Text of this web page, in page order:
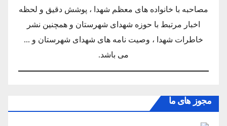
مصاحبه با خانواده های معظم شهدا ، پوشش دقیق و لحظه
اخبار مرتبط با حوزه شهدای شهرستان و همچنین نشر
خاطرات شهدا ، وصیت نامه های شهدای شهرستان و ...
می باشد.
مجوز های ما